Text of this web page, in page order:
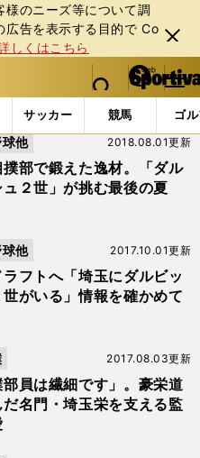
様のニーズ等について調
広告を表⽰する⽬的で Co
しくはこちら
閉じ
る
web Sportiva (webスポルティーバ)
検索
マイペ
ー
ジ
メニュ
サッカー 競馬 ゴ
・ 情報
部で鍛えた逸材。「ダル
ュ２世」が挑む最後の夏
2018.08.01更新
他
フトへ「埼玉にダルビッ
世がいる」情報を確かめて
2017.10.01更新
他
部員は繊細です」。豪栄道
だ名門・埼玉栄を支える監
2017.08.03更新